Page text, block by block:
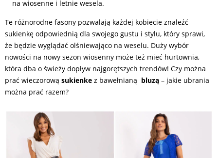
na wiosenne i letnie wesela.
Te różnorodne fasony pozwalają każdej kobiecie znaleźć
sukienkę odpowiednią dla swojego gustu i stylu, który sprawi,
że będzie wyglądać olśniewająco na weselu. Duży wybór
nowości na nowy sezon wiosenny może też mieć hurtownia,
która dba o świeży dopływ najgorętszych trendów! Czy można
prać wieczorową sukienke z bawełnianą bluzą – jakie ubrania
można prać razem?